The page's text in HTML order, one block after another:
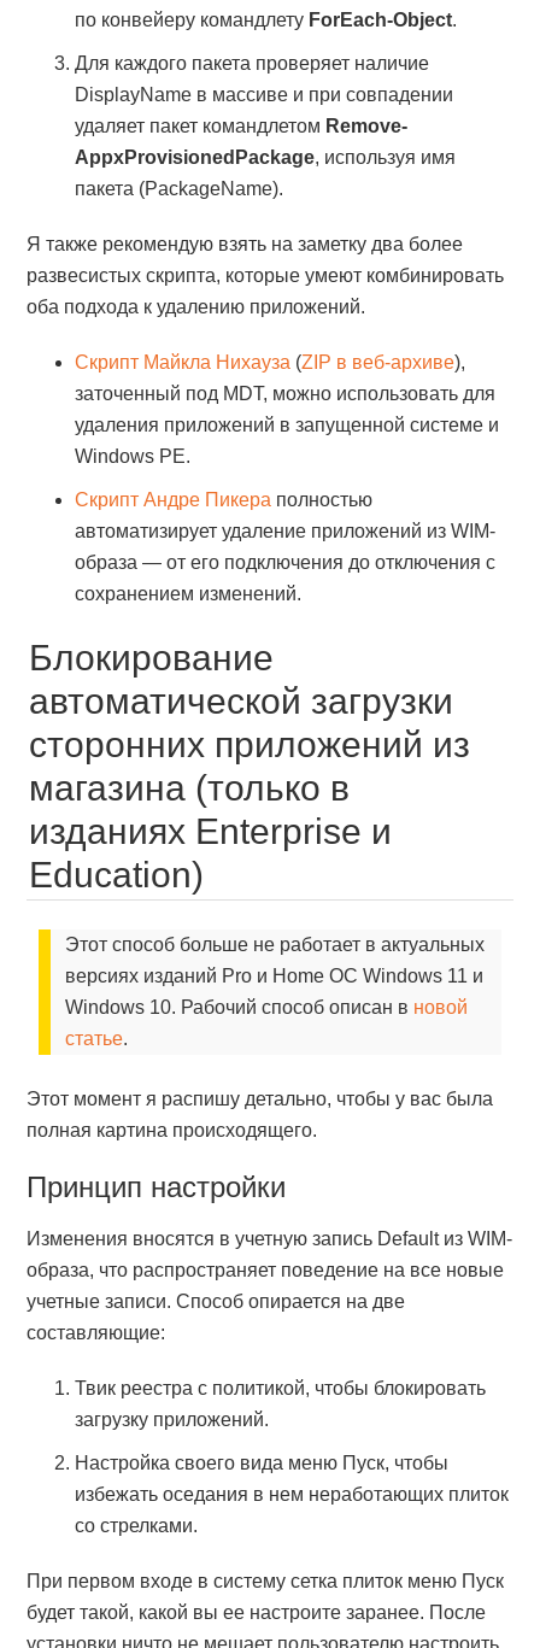
по конвейеру командлету ForEach-Object.
Для каждого пакета проверяет наличие
DisplayName в массиве и при совпадении
удаляет пакет командлетом Remove-
AppxProvisionedPackage, используя имя
пакета (PackageName).
Я также рекомендую взять на заметку два более
развесистых скрипта, которые умеют комбинировать
оба подхода к удалению приложений.
Скрипт Майкла Нихауза (ZIP в веб-архиве),
заточенный под MDT, можно использовать для
удаления приложений в запущенной системе и
Windows PE.
Скрипт Андре Пикера полностью
автоматизирует удаление приложений из WIM-
образа — от его подключения до отключения с
сохранением изменений.
Блокирование
автоматической загрузки
сторонних приложений из
магазина (только в
изданиях Enterprise и
Education)
Этот способ больше не работает в актуальных
версиях изданий Pro и Home ОС Windows 11 и
Windows 10. Рабочий способ описан в новой
статье.
Этот момент я распишу детально, чтобы у вас была
полная картина происходящего.
Принцип настройки
Изменения вносятся в учетную запись Default из WIM-
образа, что распространяет поведение на все новые
учетные записи. Способ опирается на две
составляющие:
Твик реестра с политикой, чтобы блокировать
загрузку приложений.
Настройка своего вида меню Пуск, чтобы
избежать оседания в нем неработающих плиток
со стрелками.
При первом входе в систему сетка плиток меню Пуск
будет такой, какой вы ее настроите заранее. После
установки ничто не мешает пользователю настроить